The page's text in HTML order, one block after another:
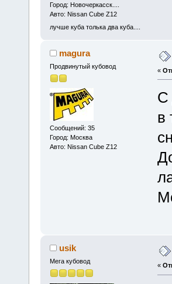
Город: Новочеркасск....
Авто: Nissan Cube Z12
лучше куба толька два куба....
magura
Продвинутый кубовод
Сообщений: 35
Город: Москва
Авто: Nissan Cube Z12
«
С
в
usik
Мега кубовод
«